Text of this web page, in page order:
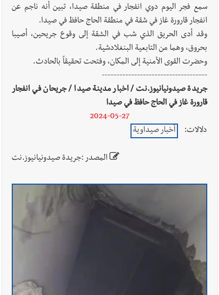
العالم العربي
رجل الاعمال الاماراتي خلف الحبتور : 112 شهيداً
شُيّعوا في ‫غزة‬ بعد أن بقوا تحت الأنقاض منذ عام 2023: أيُعقل أن
يبقى الشعب الفلسطيني يعيش كل هذا الألم؟ وإلى متى تستمر هذه
المعاناة التي تمزق القلوب والضمائر؟
أخبار صيدا بلدية صيدا ومؤسسة الحريري تعقدان الاجتماع
التشاوري الأول للمرصد الحضري
سمع فجر اليوم دوي انفجار في منطقة صيدا، تبين أنه ناجم عن
انفجار قارورة غاز في شقة في منطقة الحاج حافظ في صيدا.
وقد أدى الحريق الذي شب في الشقة إلى وقوع جريحين، أصيبا
بحروق، وهما من التابعية البنغلادشية.
وحضرت القوى الأمنية إلى المكان، وفتحت تحقيقاً بالحادث.
------------------------------------
جريدة صيدونيانيوز.نت / اخبار مدينة صيدا / جريحان في انفجار
قارورة غاز في الحاج حافظ في صيدا
2024-05-27
دلالات:
أخبار صيداوية
المصدر :جريدة صيدونيانيوز.نت